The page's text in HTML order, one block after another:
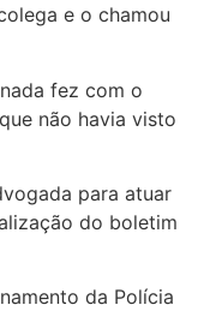
e o chamou
fez com o
não havia visto
para atuar
do boletim
da Polícia